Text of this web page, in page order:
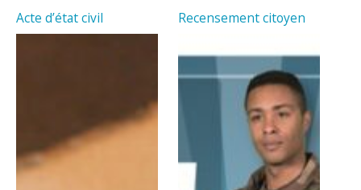
Acte d’état civil Recensement citoyen